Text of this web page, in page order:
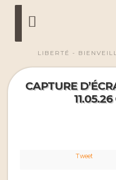
LIBERTÉ -
CAPTURE
Tweet